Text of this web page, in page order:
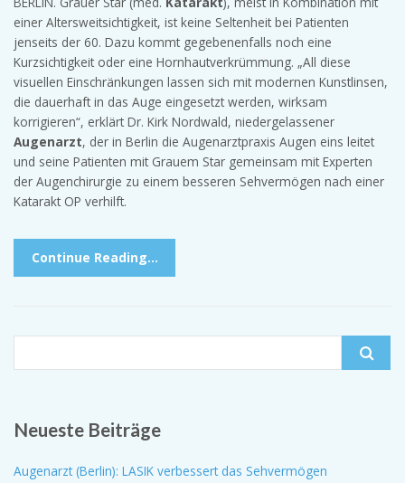
einer Altersweitsichtigkeit, ist keine Seltenheit bei Patienten
jenseits der 60. Dazu kommt gegebenenfalls noch eine
Kurzsichtigkeit oder eine Hornhautverkrümmung. „All diese
visuellen Einschränkungen lassen sich mit modernen Kunstlinsen,
die dauerhaft in das Auge eingesetzt werden, wirksam
korrigieren“, erklärt Dr. Kirk Nordwald, niedergelassener
Augenarzt, der in Berlin die Augenarztpraxis Augen eins leitet
und seine Patienten mit Grauem Star gemeinsam mit Experten
der Augenchirurgie zu einem besseren Sehvermögen nach einer
Katarakt OP verhilft.
Continue Reading…
Neueste Beiträge
Augenarzt (Berlin): LASIK verbessert das Sehvermögen